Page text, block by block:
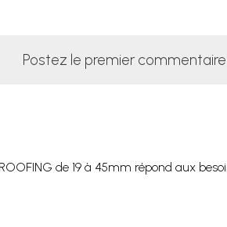
Postez le premier commentaire
de 19 à 45mm répond aux